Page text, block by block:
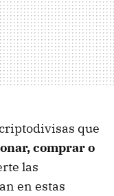
que
comprar o
las
en estas